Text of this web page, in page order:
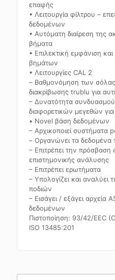
επαφής
• Λειτουργία φίλτρου –
δεδομένων
• Αυτόματη διαίρεση της
βήματα
• Επιλεκτική εμφάνιση
βημάτων
• Λειτουργίες CAL 2
– Βαθμονόμηση των σόλας
διακρίβωσης trublu για
– Δυνατότητα
διαφορετικών μεγεθών
• Novel βάση δεδομένων
– Αρχικοποιεί συστήματα
– Οργανώνει τα
– Επιτρέπει την πρόσβαση
επιστημονικής ανάλυσης
– Επιτρέπει ερωτήματα
– Υπολογίζει και αναλύει
ποδιών
– Εισάγει / εξάγει αρχεία
δεδομένων
Πιστοποίηση: 93/42/EEC
ISO 13485:201